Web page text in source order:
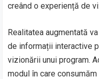
creând o experiență de
Realitatea augmentată
de informații interactive
vizionării unui program.
modul în care